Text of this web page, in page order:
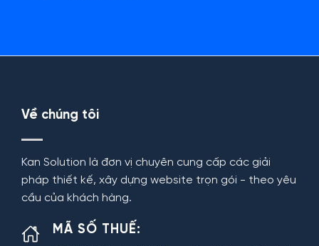
Về chúng tôi
Kan Solution là đơn vị chuyên cung cấp các giải
pháp thiết kế, xây dựng website trọn gói - theo yêu
cầu của khách hàng.
MÃ SỐ THUẾ: